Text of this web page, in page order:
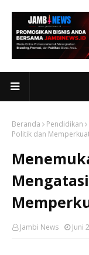
Beranda Pendidikan
Politik dan
Jambi News Juni